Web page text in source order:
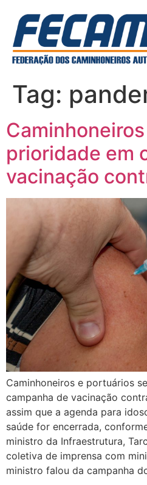
Tag:
prioridade em
vacinação
Caminhoneiros e portuários
campanha de vacinação
assim que a agenda para
saúde for encerrada,
ministro da Infraestrutura,
coletiva de imprensa com
ministro falou da campanha